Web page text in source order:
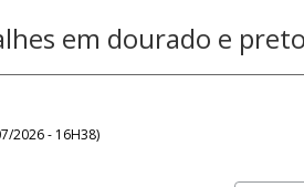
em dourado e preto
2026 - 16H38)